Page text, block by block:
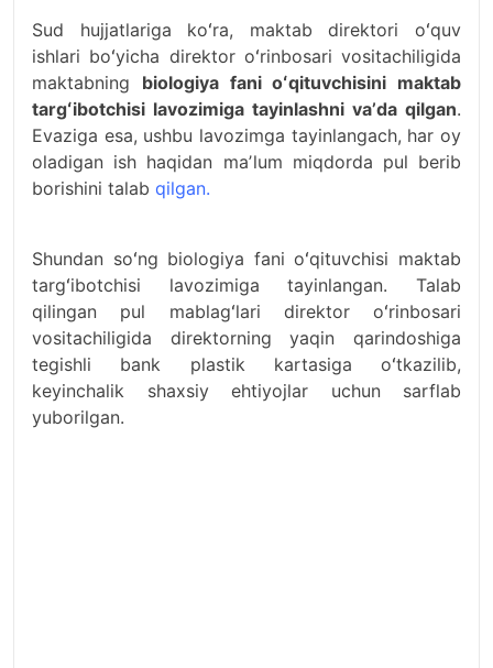
Sud hujjatlariga koʻra, maktab direktori oʻquv
ishlari boʻyicha direktor oʻrinbosari vositachiligida
maktabning biologiya fani oʻqituvchisini maktab
targʻibotchisi lavozimiga tayinlashni vaʼda qilgan.
Evaziga esa, ushbu lavozimga tayinlangach, har oy
oladigan ish haqidan maʼlum miqdorda pul berib
borishini talab qilgan.
Shundan soʻng biologiya fani oʻqituvchisi maktab
targʻibotchisi lavozimiga tayinlangan. Talab
qilingan pul mablagʻlari direktor oʻrinbosari
vositachiligida direktorning yaqin qarindoshiga
tegishli bank plastik kartasiga oʻtkazilib,
keyinchalik shaxsiy ehtiyojlar uchun sarflab
yuborilgan.